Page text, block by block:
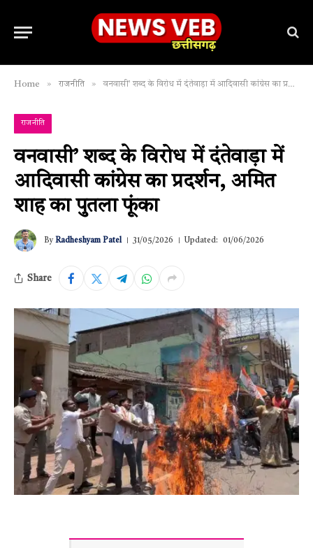
Home » राजनीति » वनवासी’ शब्द के विरोध में दंतेवाड़ा में आदिवासी कांग्रेस का प्रदर्शन, अमित शाह का पुतला फूंका
राजनीति
वनवासी’ शब्द के विरोध में दंतेवाड़ा में
आदिवासी कांग्रेस का प्रदर्शन, अमित
शाह का पुतला फूंका
By Radheshyam Patel 31/05/2026 Updated: 01/06/2026
Share